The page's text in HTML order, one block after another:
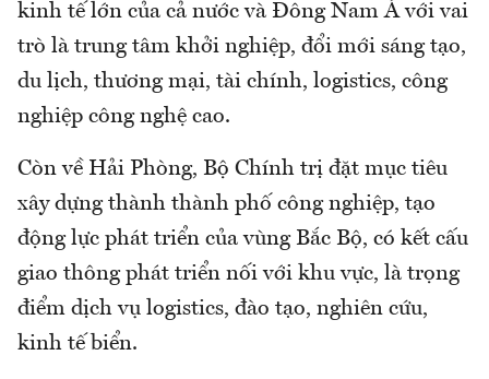
kinh tế lớn của cả nước và Đông Nam Á với vai
trò là trung tâm khởi nghiệp, đổi mới sáng tạo,
du lịch, thương mại, tài chính, logistics, công
nghiệp công nghệ cao.
Còn về Hải Phòng, Bộ Chính trị đặt mục tiêu
xây dựng thành thành phố công nghiệp, tạo
động lực phát triển của vùng Bắc Bộ, có kết cấu
giao thông phát triển nối với khu vực, là trọng
điểm dịch vụ logistics, đào tạo, nghiên cứu,
kinh tế biển.